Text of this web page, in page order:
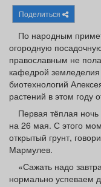
Афиша
Товары
ТВ программа
Поделиться
По народным
огородную
православным не
кафедрой земледелия
биотехнологий
растений в этом году
Первая тёплая
на 26 мая. С этого
открытый грунт,
Мармулев.
«Сажать надо
нормально успеваем